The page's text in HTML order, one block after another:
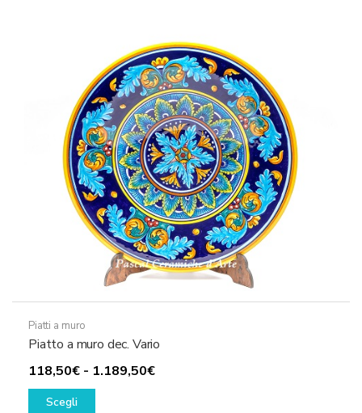
opzioni
possono
essere
scelte
nella
pagina
del
prodotto
Piatti a muro
Piatto a muro dec. Vario
118,50€ - 1.189,50€Fascia
Scegli
Questo